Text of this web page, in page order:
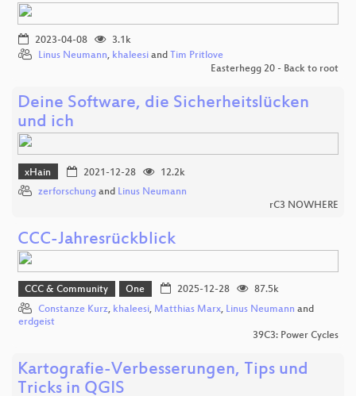
2023-04-08
3.1k
Linus Neumann, khaleesi and Tim Pritlove
Easterhegg 20 - Back to root
Deine Software, die Sicherheitslücken
und ich
xHain 2021-12-28
12.2k
zerforschung and Linus Neumann
rC3 NOWHERE
CCC-Jahresrückblick
CCC & Community One 2025-12-28
87.5k
Constanze Kurz, khaleesi, Matthias Marx, Linus Neumann and
erdgeist
39C3: Power Cycles
Kartografie-Verbesserungen, Tips und
Tricks in QGIS